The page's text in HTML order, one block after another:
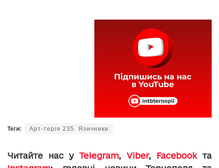
Теги: Арт-терія 235. Язичники
Читайте нас у Telegram, Viber, Facebookта